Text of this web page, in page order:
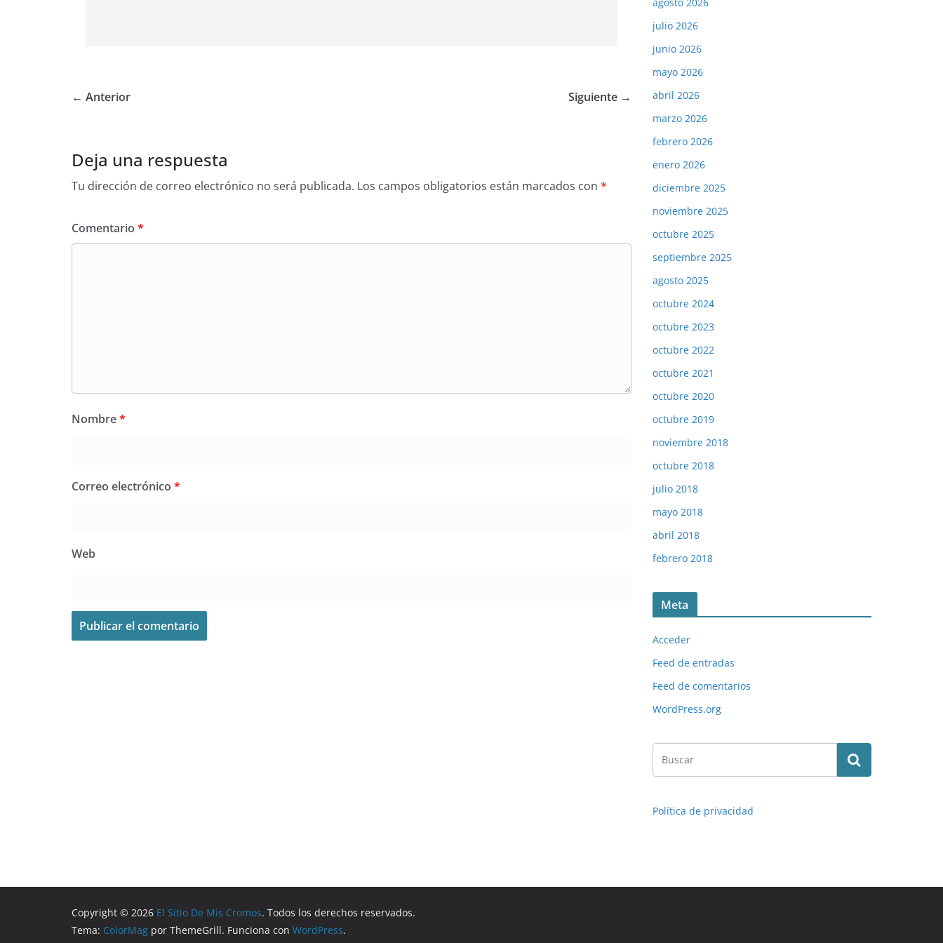
← Anterior Siguiente →
Deja una respuesta
Tu dirección de correo electrónico no será publicada. Los campos obligatorios están marcados con *
Comentario *
Nombre*
Correo electrónico *
Web
agosto 2026
julio 2026
junio 2026
mayo 2026
abril 2026
marzo 2026
febrero 2026
enero 2026
diciembre 2025
noviembre 2025
octubre 2025
septiembre 2025
agosto 2025
octubre 2024
octubre 2023
octubre 2022
octubre 2021
octubre 2020
octubre 2019
noviembre 2018
octubre 2018
julio 2018
mayo 2018
abril 2018
febrero 2018
Meta
Acceder
Feed de entradas
Feed de comentarios
WordPress.org
Política de privacidad
Copyright © 2026 El Sitio De Mis Cromos. Todos los derechos reservados.
Tema: ColorMag por ThemeGrill. Funciona con WordPress.